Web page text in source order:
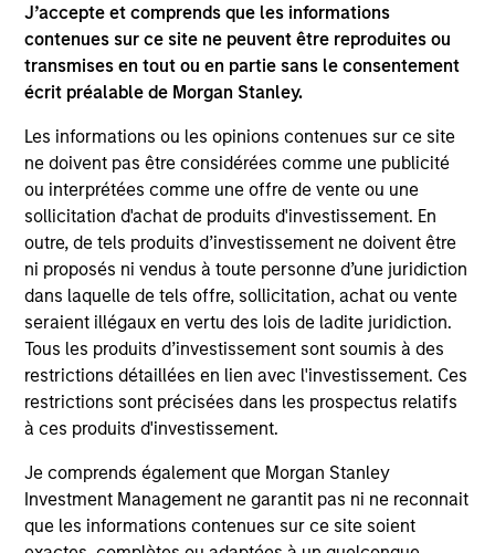
J’accepte et comprends que les informations
contenues sur ce site ne peuvent être reproduites ou
transmises en tout ou en partie sans le consentement
écrit préalable de Morgan Stanley.
Les informations ou les opinions contenues sur ce site
ne doivent pas être considérées comme une publicité
ou interprétées comme une offre de vente ou une
sollicitation d'achat de produits d'investissement. En
outre, de tels produits d’investissement ne doivent être
ni proposés ni vendus à toute personne d’une juridiction
dans laquelle de tels offre, sollicitation, achat ou vente
seraient illégaux en vertu des lois de ladite juridiction.
Tous les produits d’investissement sont soumis à des
restrictions détaillées en lien avec l'investissement. Ces
restrictions sont précisées dans les prospectus relatifs
à ces produits d'investissement.
Je comprends également que Morgan Stanley
Investment Management ne garantit pas ni ne reconnait
que les informations contenues sur ce site soient
and educational purposes only. There is no guarantee that
the investment mentioned resulted in positive performance
(for realized holdings), or will perform well in the future (for
current holdings). The trademarks and service marks above
are the property of their respective owners. The information
otherwise approved by such owners. By clicking on any
links shown here, you agree that you are navigating to a
third party site. We are providing these hyperlinks to you
only as a convenience and the inclusion of any hyperlink is
not and does not imply any endorsement, approval,
investigation, verification or monitoring by us of any
information contained in any hyperlinked site. In no event
shall we be responsible for the information contained on
the site or your use of such site.